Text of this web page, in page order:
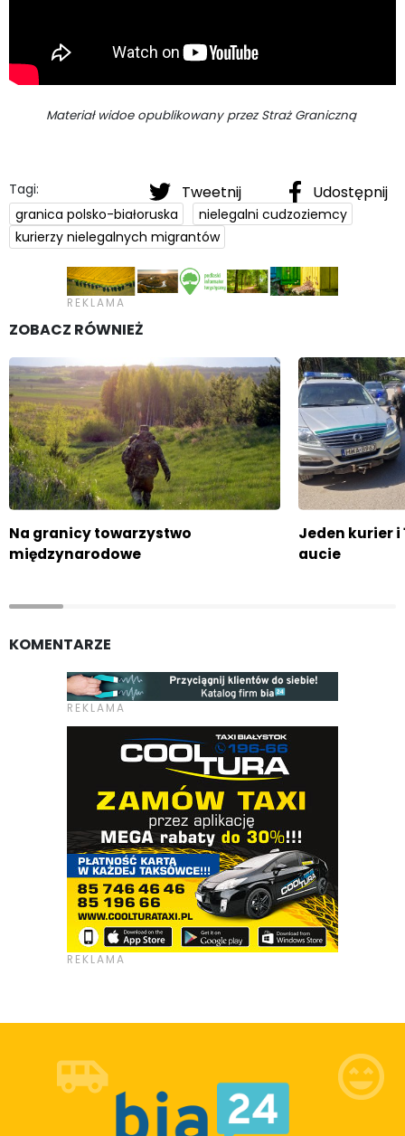
Materiał widoe opublikowany przez Straż Graniczną
Tweetnij Udostępnij
Tagi:
granica polsko-białoruska
nielegalni cudzoziemcy
kurierzy nielegalnych migrantów
ZOBACZ RÓWNIEŻ
Na granicy towarzystwo
międzynarodowe
Jeden kurier i
aucie
KOMENTARZE